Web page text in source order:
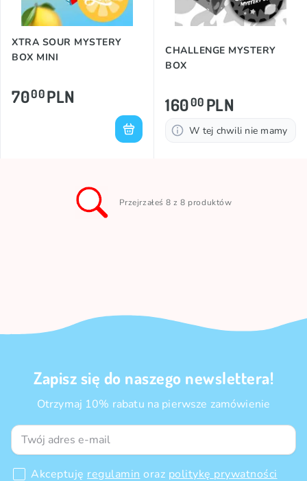
XTRA SOUR MYSTERY
BOX MINI
7000PLN
CHALLENGE MYSTERY
BOX
16000 PLN
W tej chwili nie mamy
Przejrzałeś 8 z 8 produktów
Zapisz się do naszego newslettera!
Otrzymaj 10% rabatu na pierwsze zamówienie
Akceptuję regulamin oraz politykę prywatności